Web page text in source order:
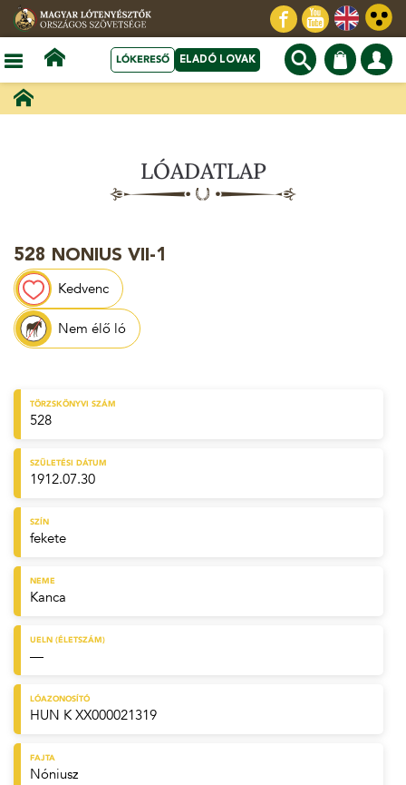
LÓKERESŐ ELADÓ LOVAK
LÓADATLAP
528 NONIUS VII-1
Kedvenc
Nem élő ló
TÖRZSKÖNYVI SZÁM
528
SZÜLETÉSI DÁTUM
1912.07.30
SZÍN
fekete
NEME
Kanca
UELN (ÉLETSZÁM)
—
LÓAZONOSÍTÓ
HUN K XX000021319
FAJTA
Nóniusz